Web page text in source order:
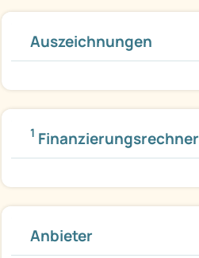
Auszeichnungen
1 Finanzierungsrechner
Anbieter